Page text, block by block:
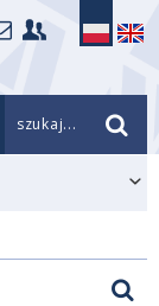
szukaj...